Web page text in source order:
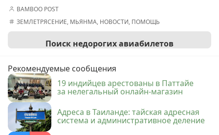
BAMBOO POST
ЗЕМЛЕТРЯСЕНИЕ, МЬЯНМА, НОВОСТИ, ПОМОЩЬ
Поиск недорогих авиабилетов
Рекомендуемые сообщения
19 индийцев арестованы в Паттайе
за нелегальный онлайн-магазин
Адреса в Таиланде: тайская адресная
система и административное деление